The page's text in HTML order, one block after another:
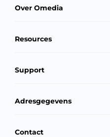
Over Omedia
Resources
Support
Adresgegevens
Contact